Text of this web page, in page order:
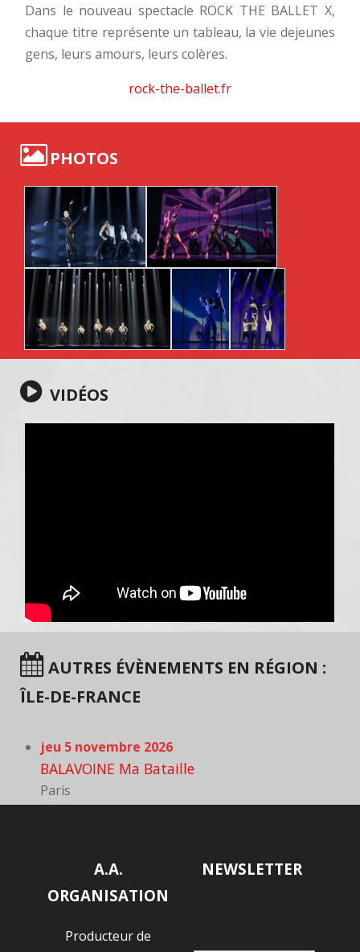
Dans le nouveau spectacle ROCK THE BALLET X,
chaque titre représente un tableau, la vie dejeunes
gens, leurs amours, leurs colères.
rock-the-ballet.fr
PHOTOS
VIDÉOS
AUTRES ÉVÈNEMENTS EN RÉGION :
ÎLE-DE-FRANCE
jeu 5 novembre 2026
BALAVOINE Ma Bataille
Paris
A.A.
ORGANISATION
Producteur de
NEWSLETTER